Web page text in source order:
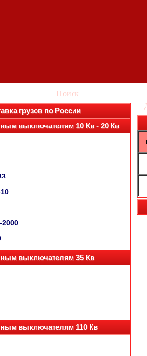
Поиск
грузов по России
выключателям 10 Кв - 20 Кв
2000
выключателям 35 Кв
выключателям 110 Кв